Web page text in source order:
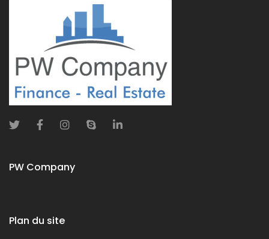
PW Company
Plan du site